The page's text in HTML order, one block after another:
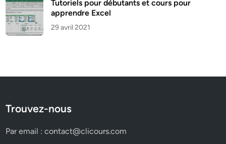
Tutoriels pour débutants et cours pour
apprendre Excel
29 avril 2021
Trouvez-nous
Par email :contact@clicours.com